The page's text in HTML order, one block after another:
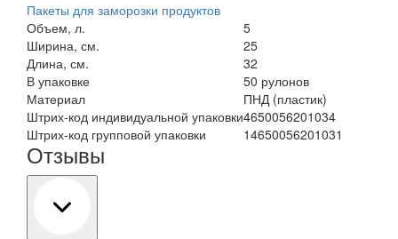
Пакеты для заморозки продуктов
Объем, л.
5
Ширина, см.
25
Длина, см.
32
В упаковке
50 рулонов
Материал
ПНД (пластик)
Штрих-код индивидуальной упаковки4650056201034
Штрих-код групповой упаковки
14650056201031
Отзывы